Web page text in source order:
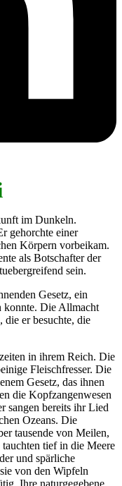
im Dunkeln.
gehorchte einer
Körpern vorbeikam.
als Botschafter der
sein.
Gesetz, ein
konnte. Die Allmacht
die er besuchte, die
in ihrem Reich. Die
Fleischfresser. Die
Gesetz, das ihnen
die Kopfzangenwesen
sangen bereits ihr Lied
Ozeans. Die
tausende von Meilen,
tief in die Meere
und spärliche
von den Wipfeln
Ihre naturgegebene